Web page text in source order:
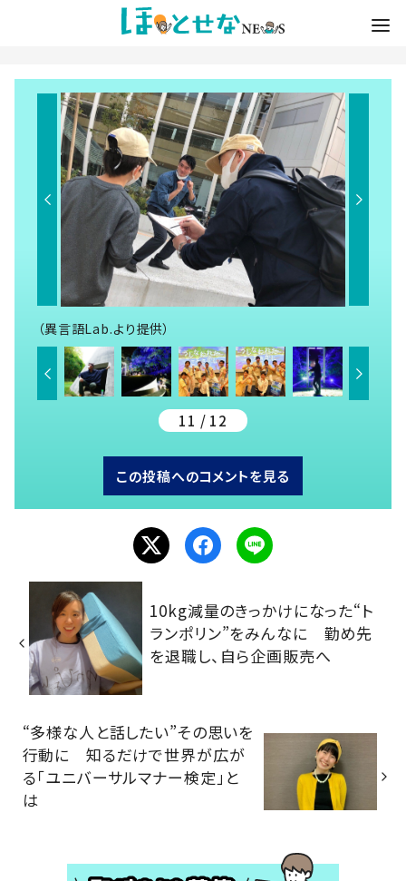
（異言語Lab.より提供）
11 / 12
この投稿へのコメントを見る
10kg減量のきっかけになった“ト
ランポリン”をみんなに 勤め先
を退職し、自ら企画販売へ
“多様な人と話したい”その思いを
行動に 知るだけで世界が広が
る「ユニバーサルマナー検定」と
は